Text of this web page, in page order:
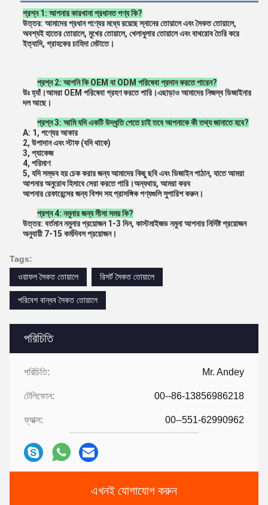
পরিচিতি
পরিচিতি: Mr. Andey
টেলিফোন: 00--86-13856986218
ফ্যাক্স: 00--551-62990962
এখনই যোগাযোগ করুন
প্রশ্ন 1: আপনার কারখানা প্রধানত পণ্য কি?
উত্তর: আমাদের প্রধান পণ্যের মধ্যে রয়েছে স্নানের তোয়ালে এবং সৈকত তোয়ালে,
অবশ্যই হাতের তোয়ালে, মুখের তোয়ালে, খেলাধুলার তোয়ালে এবং বাথরোব তৈরি করে
ইত্যাদি, গ্রাহকের চাহিদা মেটাতে।
প্রশ্ন 2: আপনি কি OEM বা ODM পরিষেবা প্রদান করতে পারেন?
উঃ হ্যাঁ।আমরা OEM পরিষেবা গ্রহণ করতে পারি।এছাড়াও আমাদের নিজস্ব ডিজাইনার
দল আছে।
প্রশ্ন 3: আমি যদি একটি উদ্ধৃতি পেতে চাই তবে আপনাকে কী তথ্য জানাতে হবে?
A: 1, পণ্যের আকার
2, উপাদান এবং স্টাফ (যদি থাকে)
3, প্যাকেজ
4, পরিমাণ
5, যদি সম্ভব হয় চেক করার জন্য আমাদের কিছু ছবি এবং ডিজাইন পাঠান, যাতে আমরা
আপনার অনুরোধ হিসাবে সেরা করতে পারি।অন্যথায়, আমরা করব
আপনার রেফারেন্সের জন্য বিশদ সহ প্রাসঙ্গিক পণ্যগুলি সুপারিশ করুন।
প্রশ্ন 4: নমুনার জন্য সীসা সময় কি?
উত্তর: বর্তমান নমুনার প্রয়োজন 1-3 দিন, কাস্টমাইজড নমুনা আপনার নির্দিষ্ট প্রয়োজন
অনুযায়ী 7-15 কর্মদিবস প্রয়োজন।
Tags:
ওয়াফল সৈকত তোয়ালে
রিসর্ট সৈকত তোয়ালে
পরিবেশ বান্ধব সৈকত তোয়ালে